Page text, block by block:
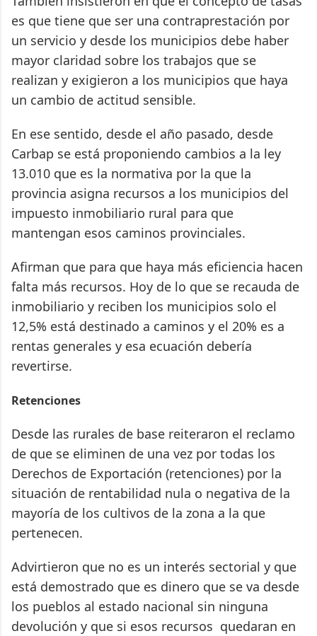
es que tiene que ser una contraprestación por
un servicio y desde los municipios debe haber
mayor claridad sobre los trabajos que se
realizan y exigieron a los municipios que haya
un cambio de actitud sensible.
En ese sentido, desde el año pasado, desde
Carbap se está proponiendo cambios a la ley
13.010 que es la normativa por la que la
provincia asigna recursos a los municipios del
impuesto inmobiliario rural para que
mantengan esos caminos provinciales.
Afirman que para que haya más eficiencia hacen
falta más recursos. Hoy de lo que se recauda de
inmobiliario y reciben los municipios solo el
12,5% está destinado a caminos y el 20% es a
rentas generales y esa ecuación debería
revertirse.
Retenciones
Desde las rurales de base reiteraron el reclamo
de que se eliminen de una vez por todas los
Derechos de Exportación (retenciones) por la
situación de rentabilidad nula o negativa de la
mayoría de los cultivos de la zona a la que
pertenecen.
Advirtieron que no es un interés sectorial y que
está demostrado que es dinero que se va desde
los pueblos al estado nacional sin ninguna
devolución y que si esos recursos quedaran en